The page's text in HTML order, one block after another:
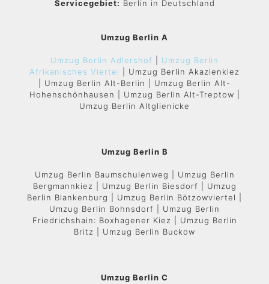
Servicegebiet: Berlin in Deutschland
Umzug Berlin A
Umzug Berlin Adlershof
Umzug Berlin
Afrikanisches Viertel
| Umzug Berlin Akazienkiez
| Umzug Berlin Alt-Berlin | Umzug Berlin Alt-
Hohenschönhausen | Umzug Berlin Alt-Treptow |
Umzug Berlin Altglienicke
Umzug Berlin B
Umzug Berlin Baumschulenweg | Umzug Berlin
Bergmannkiez | Umzug Berlin Biesdorf | Umzug
Berlin Blankenburg | Umzug Berlin Bötzowviertel |
Umzug Berlin Bohnsdorf | Umzug Berlin
Friedrichshain: Boxhagener Kiez | Umzug Berlin
Britz | Umzug Berlin Buckow
Umzug Berlin C